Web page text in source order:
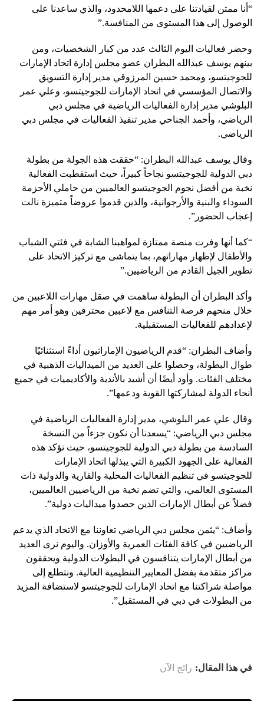
“أنا ممتن لقيادتنا على دعمها اللامحدود، والذي ساعدنا على
الوصول إلى هذا المستوى من المنافسة.”
وحضر فعاليات اليوم الثالث عدد من كبار الشخصيات، ومن
بينهم يوسف عبدالله البطران عضو مجلس إدارة اتحاد الإمارات
للجوجيتسو، ومحمد حسين المرزوقي مدير إدارة التسويق
والاتصال المؤسسي في اتحاد الإمارات للجوجيتسو، وعلي عمر
البلوشي مدير إدارة الفعاليات الرياضية في مجلس دبي
الرياضي، وأحمد الجناحي مدير تنفيذ الفعاليات في مجلس دبي
الرياضي.
وقال يوسف عبدالله البطران: “حققت هذه الجولة من بطولة
دبي الدولية للجوجيتسو نجاحاً كبيراً، حيث استقطبت الفعالية
نخبة من أفضل نجوم الجوجيتسو العالميين من حاملي الأحزمة
السوداء والبنية والأرجوانية، والذين قدموا عروضاً متميزة نالت
إعجاب الحضور”.
“كما أنها وفرت منصة ممتازة لمواهبنا الشابة في فئتي الشباب
والأطفال لإظهار مهاراتهم، بما يتماشى مع تركيز الاتحاد على
تطوير الجيل القادم من الرياضيين.”
وأكد البطران أن البطولة ساهمت في صقل مهارات اللاعبين من
خلال منحهم فرصة التنافس مع لاعبين محترفين وهو أمر مهم
لإعدادهم للفعاليات المستقبلية.
وأضاف البطران: “قدم الرياضيون الإماراتيون أداءً استثنائيًا
طوال البطولة، وحصلوا على العديد من الميداليات الذهبية في
مختلف الفئات. وأود أيضًا أن أشيد بالأندية والأكاديميات في جميع
أنحاء الدولة لمشاركتها القوية ودعمها”.
وقال علي عمر البلوشي، مدير إدارة الفعاليات الرياضية في
مجلس دبي الرياضي: “يسعدنا أن نكون جزءاً من النسخة
السادسة من بطولة دبي الدولية للجوجيتسو، حيث تؤكد هذه
الفعالية على الجهود الكبيرة التي يبذلها اتحاد الإمارات
للجوجيتسو في تنظيم الفعاليات المحلية والقارية والدولية ذات
المستوى العالمي، والتي تضم نخبة من الرياضيين العالميين،
فضلاً عن أبطال الإمارات الذين حصدوا ميداليات دولية”.
وأضاف: “يثمن مجلس دبي الرياضي تعاوننا مع الاتحاد الذي يدعم
الرياضيين في كافة الفئات العمرية والأوزان. واليوم نرى العديد
من أبطال الإمارات يتنافسون في البطولات الدولية ويحققون
مراكز متقدمة بفضل المعايير التنظيمية العالية. ونتطلع إلى
مواصلة شراكتنا مع اتحاد الإمارات للجوجيتسو لاستضافة المزيد
من البطولات في دبي في المستقبل”.
في هذا المقال: رائج الآن